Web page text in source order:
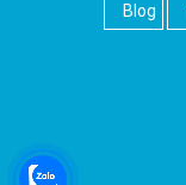
Blog